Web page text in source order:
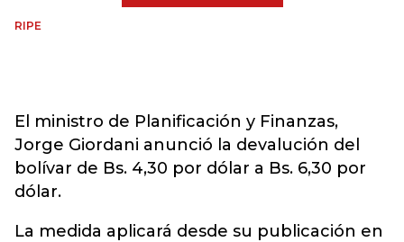
RIPE
El ministro de Planificación y Finanzas,
Jorge Giordani anunció la devalución del
bolívar de Bs. 4,30 por dólar a Bs. 6,30 por
dólar.
La medida aplicará desde su publicación en